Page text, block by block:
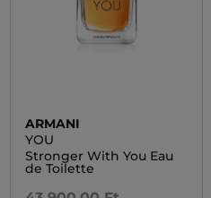
ARMANI
YOU
Stronger With You Eau
de Toilette